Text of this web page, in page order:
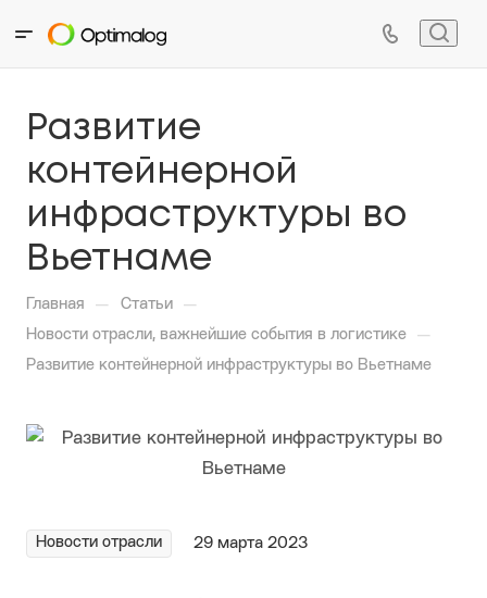
Развитие
контейнерной
инфраструктуры во
Вьетнаме
Главная — Статьи —
Новости отрасли, важнейшие события в логистике —
Развитие контейнерной инфраструктуры во Вьетнаме
Новости отрасли 29 марта 2023